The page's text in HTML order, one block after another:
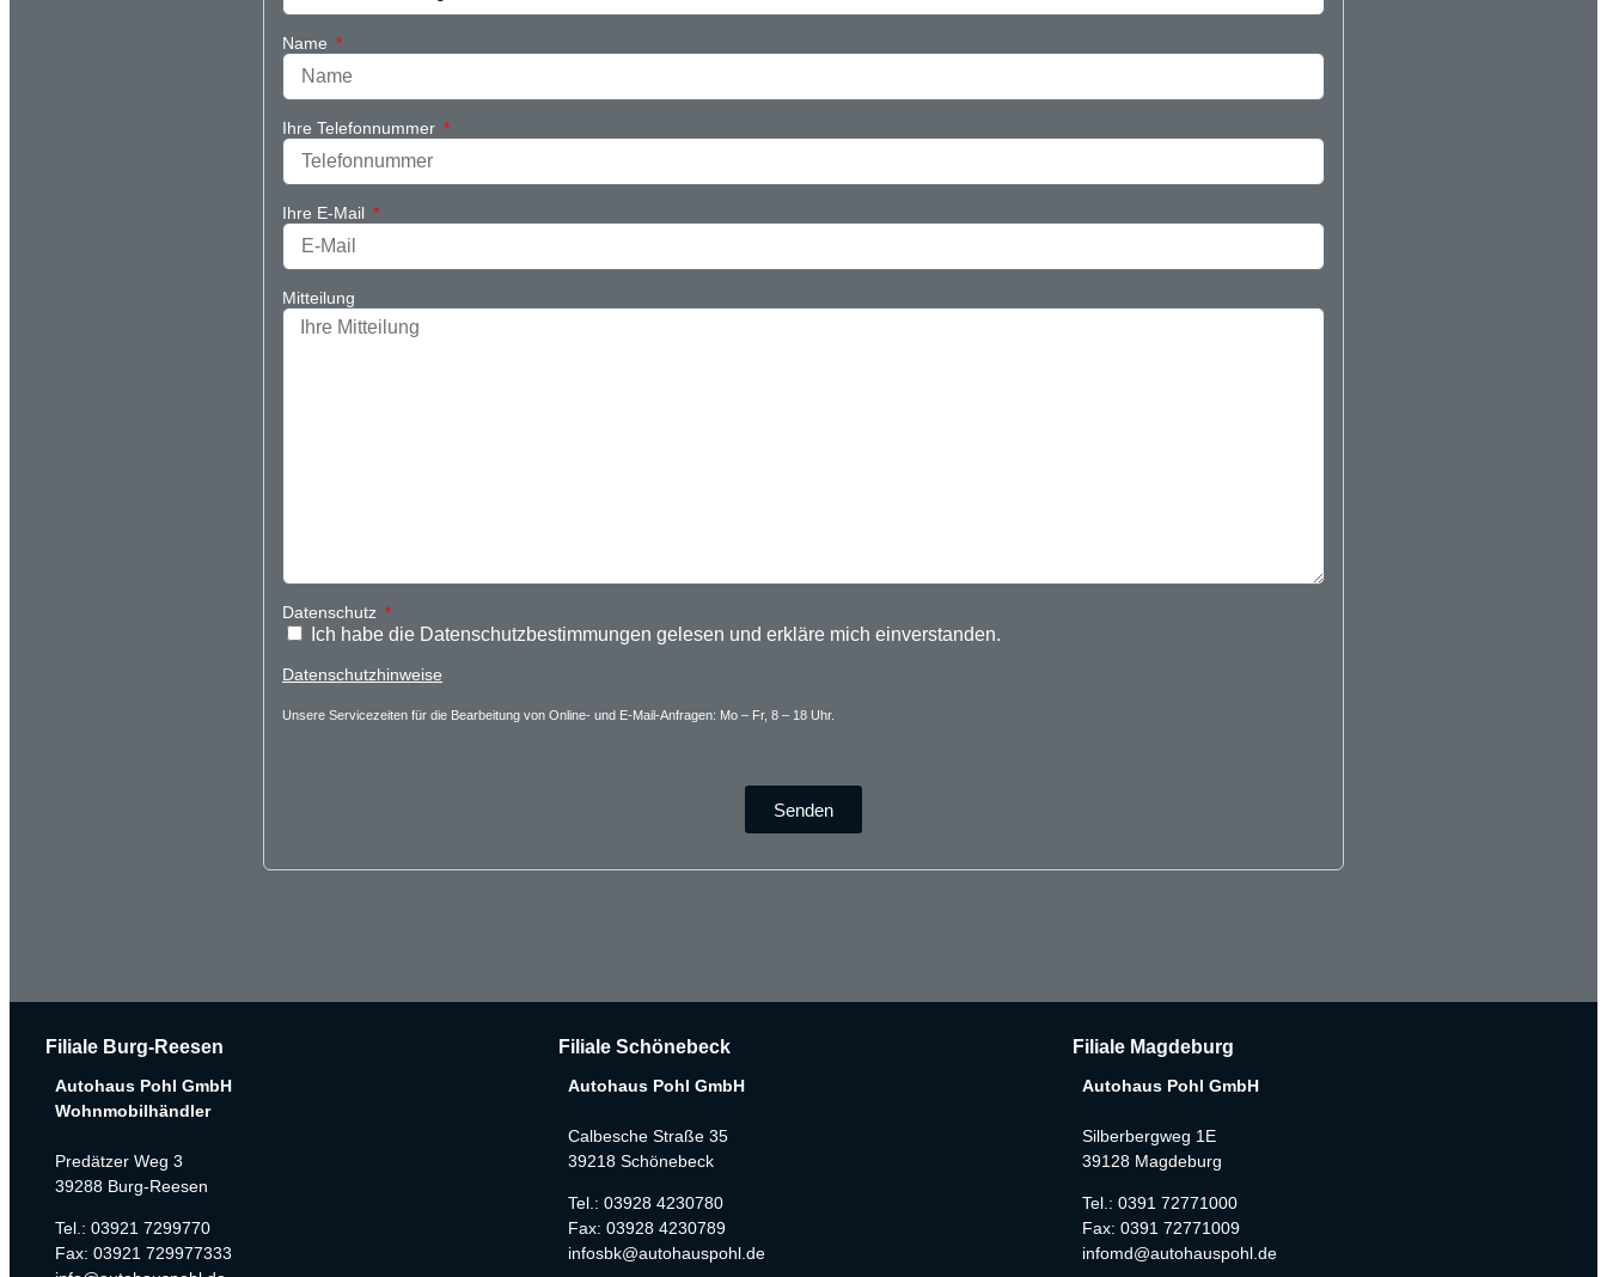
Name
Ihre Telefonnummer
Ihre E-Mail
Mitteilung
Datenschutz
Ich habe die Datenschutzbestimmungen gelesen und erkläre mich einverstanden.
Datenschutzhinweise
Unsere Servicezeiten für die Bearbeitung von Online- und E-Mail-Anfragen: Mo – Fr, 8 – 18 Uhr.
Senden
Filiale Burg-Reesen
Autohaus Pohl GmbH
Wohnmobilhändler
Predätzer Weg 3
39288 Burg-Reesen
Tel.: 03921 7299770
Fax: 03921 729977333
Filiale Schönebeck
Autohaus Pohl GmbH
Calbesche Straße 35
39218 Schönebeck
Tel.: 03928 4230780
Fax: 03928 4230789
infosbk@autohauspohl.de
Filiale Magdeburg
Autohaus Pohl GmbH
Silberbergweg 1E
39128 Magdeburg
Tel.: 0391 72771000
Fax: 0391 72771009
infomd@autohauspohl.de